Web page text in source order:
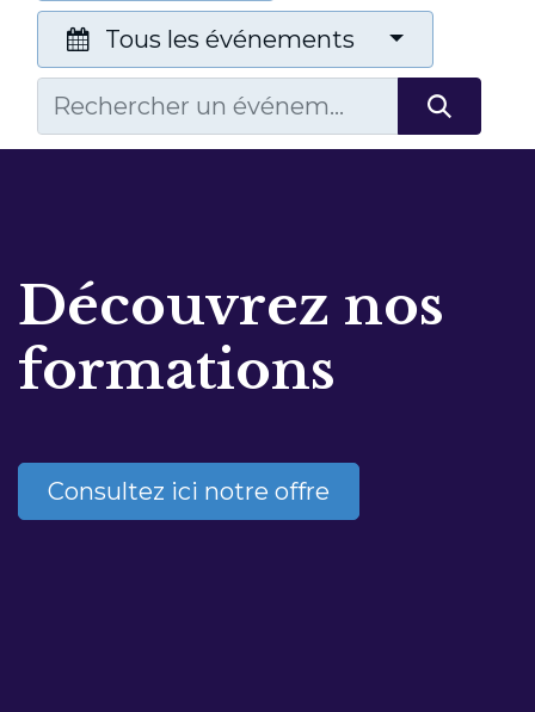
Tous les événements
Découvrez nos
formations
Consultez ici notre offre